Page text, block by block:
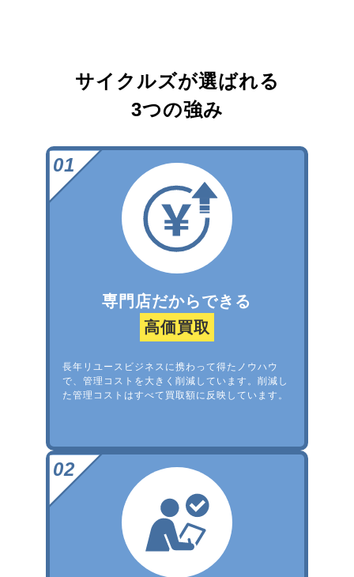
サイクルズが選ばれる
3つの強み
専門店だからできる
高価買取
長年リユースビジネスに携わって得たノウハウ
で、管理コストを大きく削減しています。削減し
た管理コストはすべて買取額に反映しています。